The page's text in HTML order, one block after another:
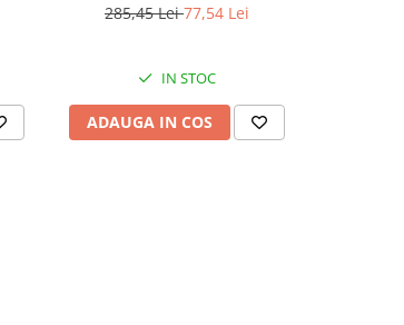
285,45 Lei77,54 Lei
IN STOC
ADAUGA IN COS